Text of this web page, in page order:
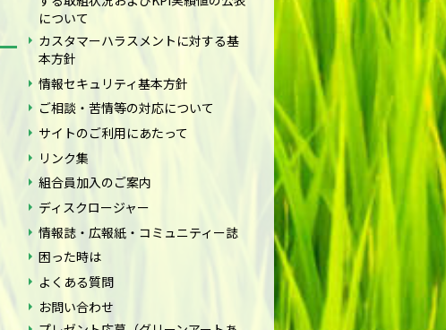
について
カスタマーハラスメントに対する基
本方針
情報セキュリティ基本方針
ご相談・苦情等の対応について
サイトのご利用にあたって
リンク集
組合員加入のご案内
ディスクロージャー
情報誌・広報紙・コミュニティー誌
困った時は
よくある質問
お問い合わせ